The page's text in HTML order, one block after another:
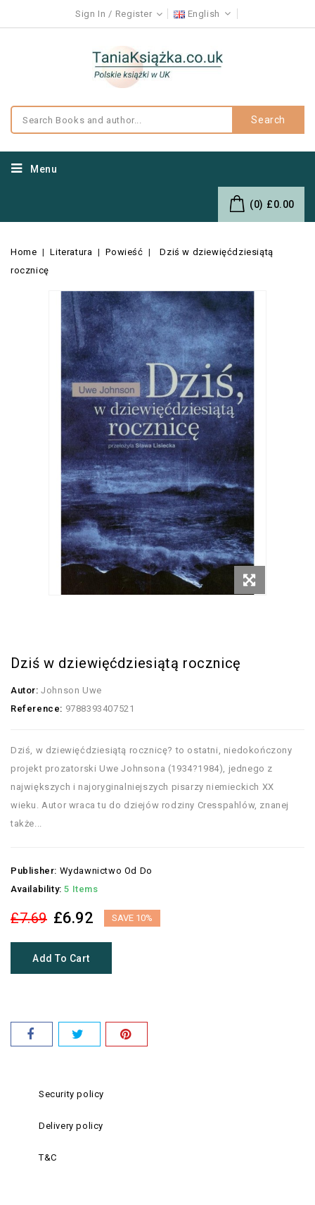
Sign In Register English
Search
Menu
(0) £0.00
Home Literatura Powieść
Dziś w dziewięćdziesiątą
rocznicę
Dziś w dziewięćdziesiątą rocznicę
Autor: Johnson Uwe
Reference: 9788393407521
Dziś, w dziewięćdziesiątą rocznicę? to ostatni, niedokończony
projekt prozatorski Uwe Johnsona (1934?1984), jednego z
największych i najoryginalniejszych pisarzy niemieckich XX
wieku. Autor wraca tu do dziejów rodziny Cresspahlów, znanej
także...
Publisher: Wydawnictwo Od Do
Availability: 5 Items
£7.69 £6.92 SAVE 10%
Add To Cart
Security policy
Delivery policy
T&C